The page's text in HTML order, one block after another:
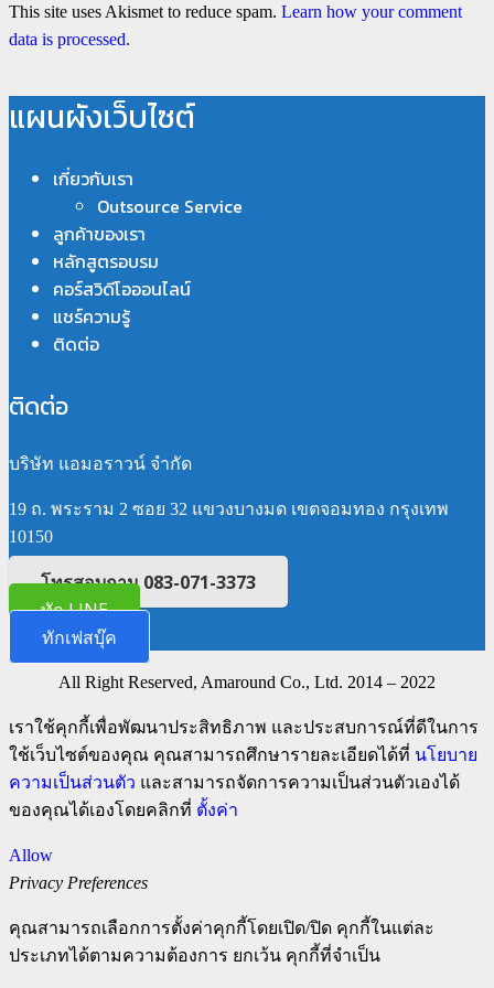
This site uses Akismet to reduce spam. Learn how your comment
data is processed.
แผนผังเว็บไซต์
เกี่ยวกับเรา
Outsource Service
ลูกค้าของเรา
หลักสูตรอบรม
คอร์สวิดีโอออนไลน์
แชร์ความรู้
ติดต่อ
ติดต่อ
บริษัท แอมอราวน์ จำกัด
19 ถ. พระราม 2 ซอย 32 แขวงบางมด เขตจอมทอง กรุงเทพ
10150
โทรสอบถาม 083-071-3373
ทัก LINE
ทักเฟสบุ๊ค
All Right Reserved, Amaround Co., Ltd. 2014 – 2022
เราใช้คุกกี้เพื่อพัฒนาประสิทธิภาพ และประสบการณ์ที่ดีในการ
ใช้เว็บไซต์ของคุณ คุณสามารถศึกษารายละเอียดได้ที่ นโยบาย
ความเป็นส่วนตัว และสามารถจัดการความเป็นส่วนตัวเองได้
ของคุณได้เองโดยคลิกที่ ตั้งค่า
Allow
Privacy Preferences
คุณสามารถเลือกการตั้งค่าคุกกี้โดยเปิด/ปิด คุกกี้ในแต่ละ
ประเภทได้ตามความต้องการ ยกเว้น คุกกี้ที่จำเป็น